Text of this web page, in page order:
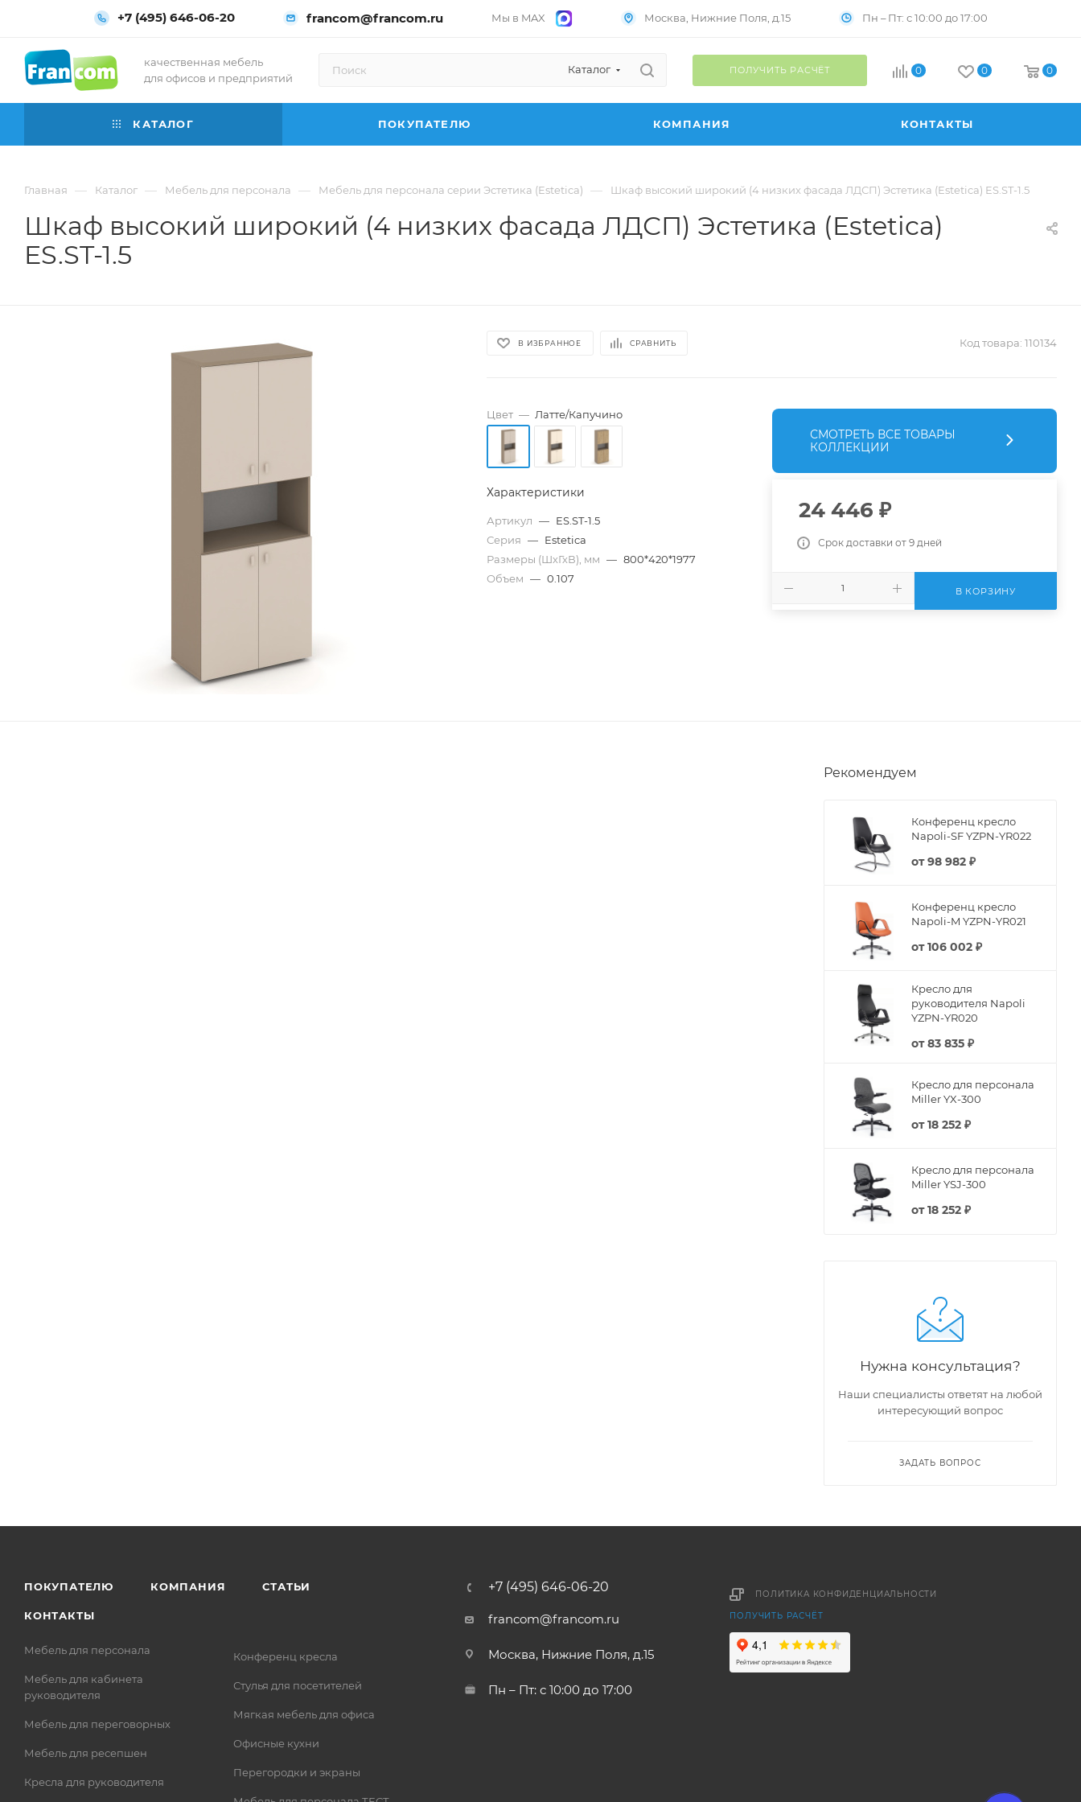
+7 (495) 646-06-20 francom@francom.ru Мы в MAX Москва, Нижние Поля, д.15 Пн – Пт: с 10:00 до 17:00
качественная мебель
для офисов и предприятий
Каталог ПОЛУЧИТЬ РАСЧЁТ 0 0 0
КАТАЛОГ ПОКУПАТЕЛЮ КОМПАНИЯ КОНТАКТЫ
Главная — Каталог — Мебель для персонала — Мебель для персонала серии Эстетика (Estetica) — Шкаф высокий широкий (4 низких фасада ЛДСП) Эстетика (Estetica) ES.ST-1.5
Шкаф высокий широкий (4 низких фасада ЛДСП) Эстетика (Estetica)
ES.ST-1.5
В ИЗБРАННОЕ СРАВНИТЬ Код товара: 110134
Цвет — Латте/Капучино
Характеристики
Артикул — ES.ST-1.5
Серия — Estetica
Размеры (ШхГхВ), мм — 800*420*1977
Объем — 0.107
СМОТРЕТЬ ВСЕ ТОВАРЫ
КОЛЛЕКЦИИ
24 446 ₽
Срок доставки от 9 дней
В КОРЗИНУ
Рекомендуем
Конференц кресло
Napoli-SF YZPN-YR022
от98 982 ₽
Конференц кресло
Napoli-M YZPN-YR021
от106 002 ₽
Кресло для
руководителя Napoli
YZPN-YR020
от83 835 ₽
Кресло для персонала
Miller YX-300
от18 252 ₽
Кресло для персонала
Miller YSJ-300
от18 252 ₽
Нужна консультация?
Наши специалисты ответят на любой
интересующий вопрос
ЗАДАТЬ ВОПРОС
ПОКУПАТЕЛЮ КОМПАНИЯ СТАТЬИ
КОНТАКТЫ
Мебель для персонала
Мебель для кабинета
руководителя
Мебель для переговорных
Мебель для ресепшен
Кресла для руководителя
Конференц кресла
Стулья для посетителей
Мягкая мебель для офиса
Офисные кухни
Перегородки и экраны
+7 (495) 646-06-20
francom@francom.ru
Москва, Нижние Поля, д.15
Пн – Пт: с 10:00 до 17:00
ПОЛИТИКА КОНФИДЕНЦИАЛЬНОСТИ
ПОЛУЧИТЬ РАСЧЁТ